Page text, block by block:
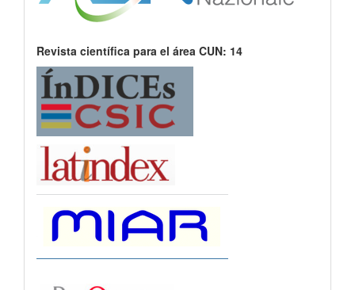
Revista científica para el área CUN: 14